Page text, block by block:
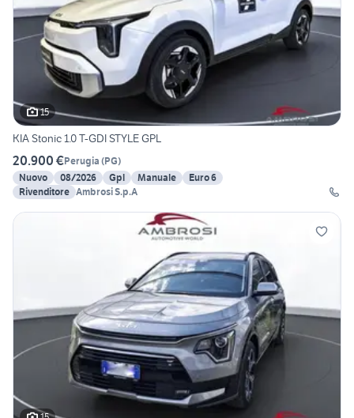
15
KIA Stonic 1.0 T-GDI STYLE GPL
20.900 €Perugia (PG)
Nuovo
08/2026 Gpl Manuale
Euro 6
Rivenditore Ambrosi S.p.A